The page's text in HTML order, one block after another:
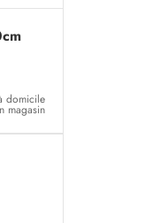
domicile
magasin